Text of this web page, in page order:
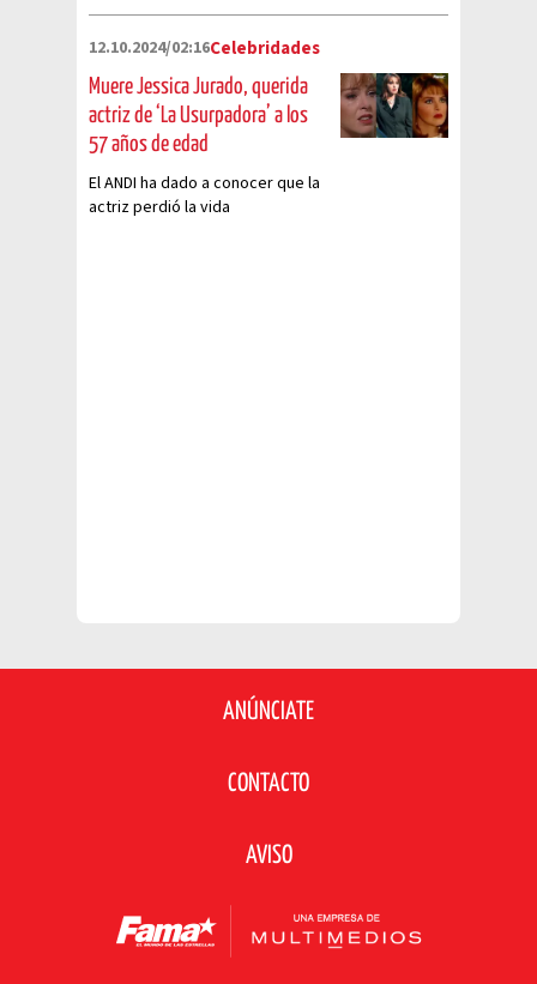
12.10.2024/02:16Celebridades
Muere Jessica Jurado, querida
actriz de ‘La Usurpadora’ a los
57 años de edad
El ANDI ha dado a conocer que la
actriz perdió la vida
ANÚNCIATE
CONTACTO
AVISO